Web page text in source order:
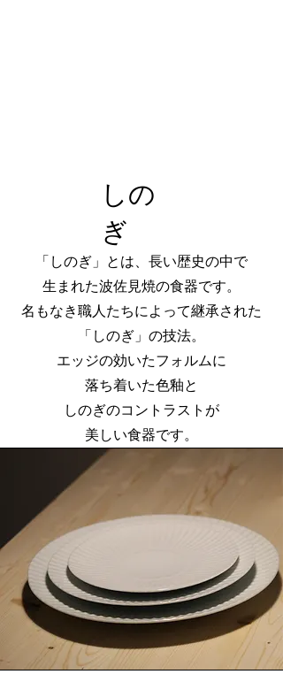
しの
ぎ
「しのぎ」とは、長い歴史の中で
生まれた波佐見焼の食器です。
名もなき職人たちによって継承された
「しのぎ」の技法。
エッジの効いたフォルムに
落ち着いた色釉と
しのぎのコントラストが
美しい食器です。